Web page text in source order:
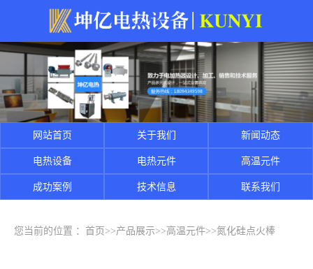
网站首页 关于我们 新闻动态
电热设备 电热元件 高温元件
成功案例 技术信息 联系我们
您当前的位置 ： 首页 >>产品展示>>高温元件>>氮化硅点火棒